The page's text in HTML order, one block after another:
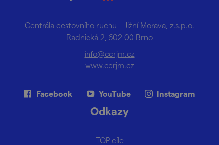
Centrála cestovního ruchu – Jižní Morava, z.s.p.o.
Radnická 2, 602 00 Brno
info@ccrjm.cz
www.ccrjm.cz
Facebook YouTube Instagram
Odkazy
TOP cíle